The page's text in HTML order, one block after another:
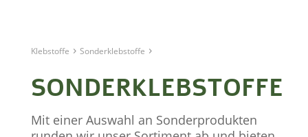
Klebstoffe › Sonderklebstoffe ›
SONDERKLEBSTOFFE
Mit einer Auswahl an Sonderprodukten